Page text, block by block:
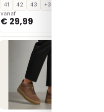
41 42 43
+3
vanaf
€ 29,99